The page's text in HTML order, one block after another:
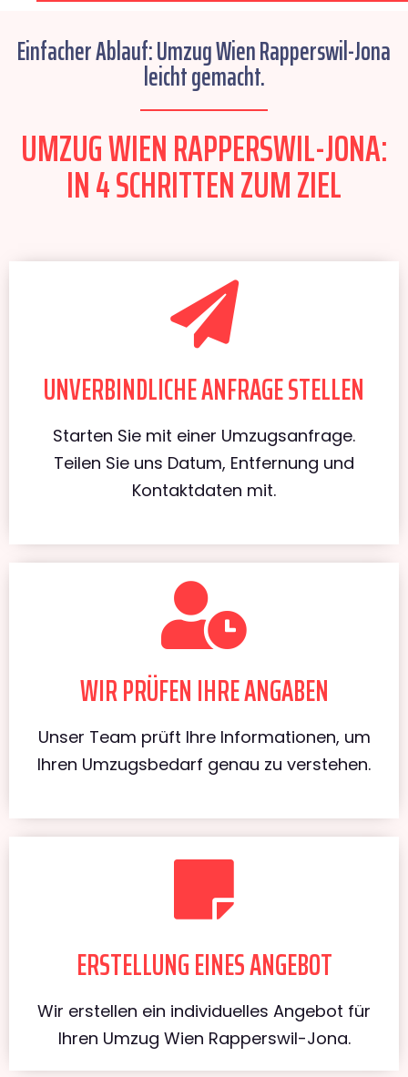
Einfacher Ablauf: Umzug Wien Rapperswil-Jona
leicht gemacht.
UMZUG WIEN RAPPERSWIL-JONA:
IN 4 SCHRITTEN ZUM ZIEL
UNVERBINDLICHE ANFRAGE STELLEN
Starten Sie mit einer Umzugsanfrage.
Teilen Sie uns Datum, Entfernung und
Kontaktdaten mit.
WIR PRÜFEN IHRE ANGABEN
Unser Team prüft Ihre Informationen, um
Ihren Umzugsbedarf genau zu verstehen.
ERSTELLUNG EINES ANGEBOT
Wir erstellen ein individuelles Angebot für
Ihren Umzug Wien Rapperswil-Jona.